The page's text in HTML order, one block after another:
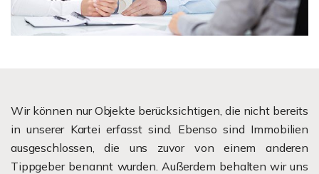
Wir können nur Objekte berücksichtigen, die nicht bereits
in unserer Kartei erfasst sind. Ebenso sind Immobilien
ausgeschlossen, die uns zuvor von einem anderen
Tippgeber benannt wurden. Außerdem behalten wir uns